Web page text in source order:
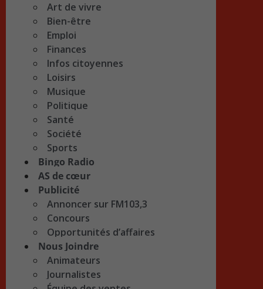
Art de vivre
Bien-être
Emploi
Finances
Infos citoyennes
Loisirs
Musique
Politique
Santé
Société
Sports
Bingo Radio
AS de cœur
Publicité
Annoncer sur FM103,3
Concours
Opportunités d’affaires
Nous Joindre
Animateurs
Journalistes